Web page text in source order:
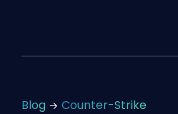
Blog Counter-Strike